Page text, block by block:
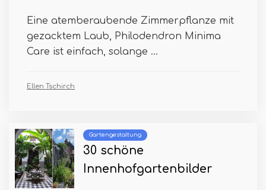
Eine atemberaubende Zimmerpflanze mit
gezacktem Laub, Philodendron Minima
Care ist einfach, solange ...
Ellen Tschirch
Gartengestaltung
30 schöne
Innenhofgartenbilder